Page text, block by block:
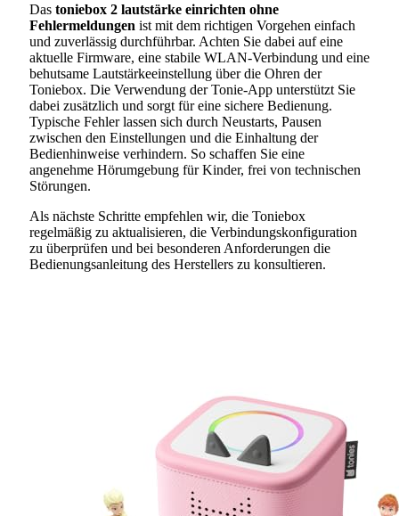
Das toniebox 2 lautstärke einrichten ohne
Fehlermeldungen ist mit dem richtigen Vorgehen einfach
und zuverlässig durchführbar. Achten Sie dabei auf eine
aktuelle Firmware, eine stabile WLAN-Verbindung und eine
behutsame Lautstärkeeinstellung über die Ohren der
Toniebox. Die Verwendung der Tonie-App unterstützt Sie
dabei zusätzlich und sorgt für eine sichere Bedienung.
Typische Fehler lassen sich durch Neustarts, Pausen
zwischen den Einstellungen und die Einhaltung der
Bedienhinweise verhindern. So schaffen Sie eine
angenehme Hörumgebung für Kinder, frei von technischen
Störungen.
Als nächste Schritte empfehlen wir, die Toniebox
regelmäßig zu aktualisieren, die Verbindungskonfiguration
zu überprüfen und bei besonderen Anforderungen die
Bedienungsanleitung des Herstellers zu konsultieren.